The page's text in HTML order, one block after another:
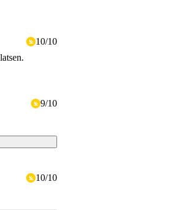
10/10
9/10
10/10